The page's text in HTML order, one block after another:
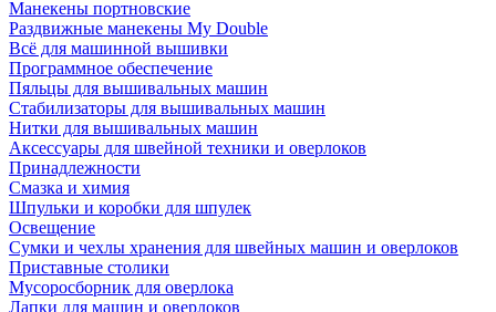
Манекены портновские
Раздвижные манекены My Double
Всё для машинной вышивки
Программное обеспечение
Пяльцы для вышивальных машин
Стабилизаторы для вышивальных машин
Нитки для вышивальных машин
Аксессуары для швейной техники и оверлоков
Принадлежности
Смазка и химия
Шпульки и коробки для шпулек
Освещение
Сумки и чехлы хранения для швейных машин и оверлоков
Приставные столики
Мусоросборник для оверлока
Лапки для машин и оверлоков